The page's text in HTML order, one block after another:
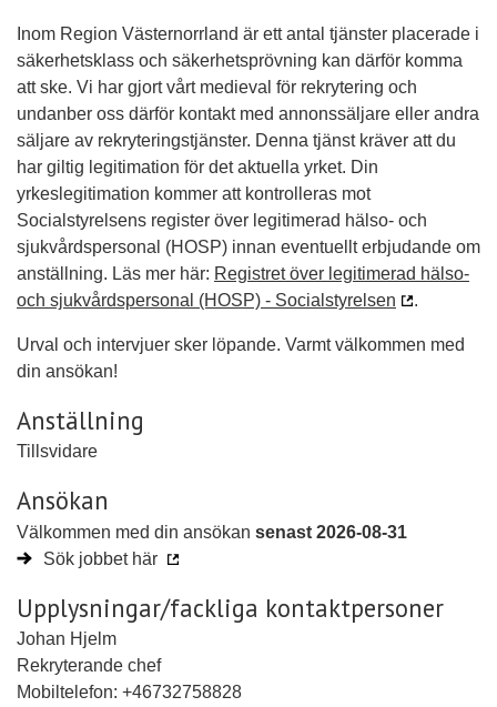
Inom Region Västernorrland är ett antal tjänster placerade i
säkerhetsklass och säkerhetsprövning kan därför komma
att ske. Vi har gjort vårt medieval för rekrytering och
undanber oss därför kontakt med annonssäljare eller andra
säljare av rekryteringstjänster. Denna tjänst kräver att du
har giltig legitimation för det aktuella yrket. Din
yrkeslegitimation kommer att kontrolleras mot
Socialstyrelsens register över legitimerad hälso- och
sjukvårdspersonal (HOSP) innan eventuellt erbjudande om
anställning. Läs mer här: Registret över legitimerad hälso-
och sjukvårdspersonal (HOSP) - Socialstyrelsen
.
Urval och intervjuer sker löpande. Varmt välkommen med
din ansökan!
Anställning
Tillsvidare
Ansökan
Välkommen med din ansökan senast 2026-08-31
Sök jobbet här
Upplysningar/fackliga kontaktpersoner
Johan Hjelm
Rekryterande chef
Mobiltelefon: +46732758828